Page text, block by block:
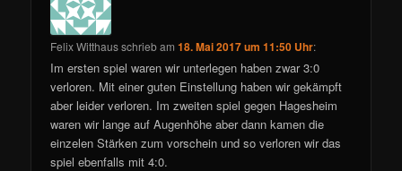
Felix Witthausschriebam18. Mai 2017 um 11:50 Uhr:
Im ersten spiel waren wir unterlegen haben zwar 3:0
verloren. Mit einer guten Einstellung haben wir gekämpft
aber leider verloren. Im zweiten spiel gegen Hagesheim
waren wir lange auf Augenhöhe aber dann kamen die
einzelen Stärken zum vorschein und so verloren wir das
spiel ebenfalls mit 4:0.